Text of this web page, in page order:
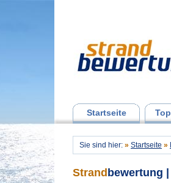
Startseite
Sie sind hier: » Startseite »
Strand bewertung